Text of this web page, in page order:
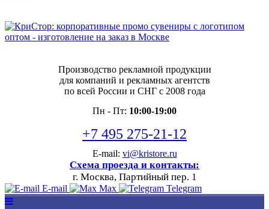
Производство рекламной продукции
для компаний и рекламных агентств
по всей России и СНГ с 2008 года
Пн - Пт: 10:00-19:00
+7 495 275-21-12
E-mail: vi@kristore.ru
Схема проезда и контакты:
г. Москва, Партийный пер. 1
E-mail Max Telegram